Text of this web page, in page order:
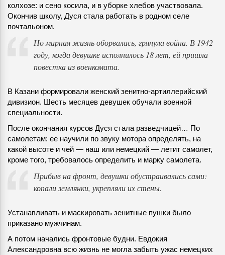
колхозе: и сено косила, и в уборке хлебов участвовала.
Окончив школу, Дуся стала работать в родном селе
почтальоном.
Но мирная жизнь оборвалась, грянула война. В 1942
году, когда девушке исполнилось 18 лет, ей пришла
повестка из военкомата.
В Казани формировали женский зенитно-артиллерийский
дивизион. Шесть месяцев девушек обучали военной
специальности.
После окончания курсов Дуся стала разведчицей… По
самолетам: ее научили по звуку мотора определять, на
какой высоте и чей — наш или немецкий — летит самолет,
кроме того, требовалось определить и марку самолета.
Прибыв на фронт, девушки обустраивались сами:
копали землянки, укрепляли их стены.
Устанавливать и маскировать зенитные пушки было
приказано мужчинам.
А потом начались фронтовые будни. Евдокия
Александровна всю жизнь не могла забыть ужас немецких